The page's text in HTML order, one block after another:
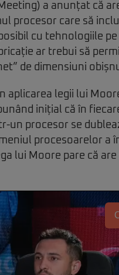
a anunțat că
procesor care să
cu tehnologiile pe
ar trebui să
de dimensiuni
aplicarea legii lui
inițial că în
un procesor se
procesoarelor a
lui Moore pare că